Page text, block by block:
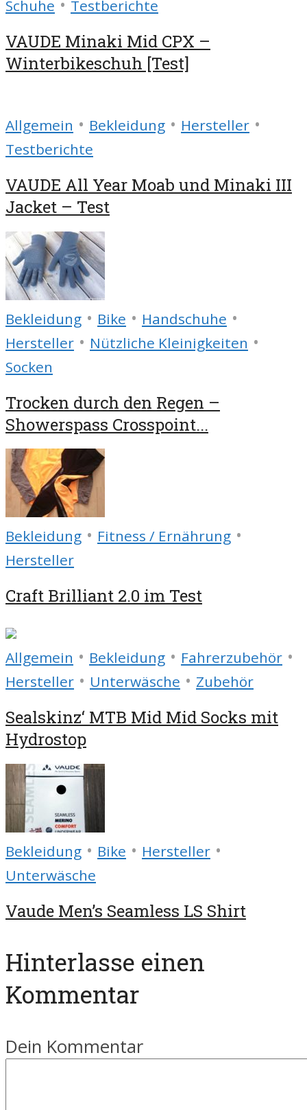
Schuhe Testberichte
VAUDE Minaki Mid CPX –
Winterbikeschuh [Test]
Allgemein • Bekleidung • Hersteller •
Testberichte
VAUDE All Year Moab und Minaki III
Jacket – Test
Bekleidung • Bike • Handschuhe •
Hersteller • Nützliche Kleinigkeiten •
Socken
Trocken durch den Regen –
Showerspass Crosspoint...
Bekleidung • Fitness / Ernährung •
Hersteller
Craft Brilliant 2.0 im Test
Allgemein • Bekleidung • Fahrerzubehör •
Hersteller • Unterwäsche • Zubehör
Sealskinz‘ MTB Mid Mid Socks mit
Hydrostop
Bekleidung • Bike • Hersteller •
Unterwäsche
Vaude Men’s Seamless LS Shirt
Hinterlasse einen
Kommentar
Dein Kommentar